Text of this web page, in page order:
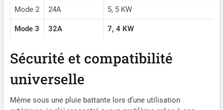
mise à la terre, protection
surcharges/basses
tensions, protection contre
protection contre la foudre
et protection contre la
de Charge de Haute
Mode 2 24A 5, 5 KW
Mode 3 32A 7, 4 KW
Sécurité et compatibilité
universelle
Même sous une pluie battante lors d’une utilisation